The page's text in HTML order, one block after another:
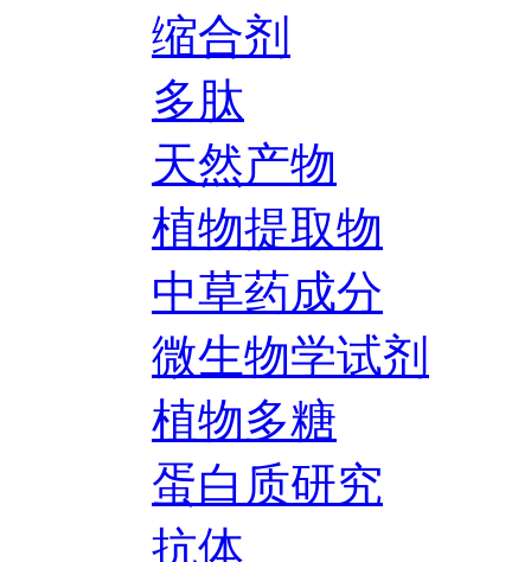
缩合剂
多肽
天然产物
植物提取物
中草药成分
微生物学试剂
植物多糖
蛋白质研究
抗体